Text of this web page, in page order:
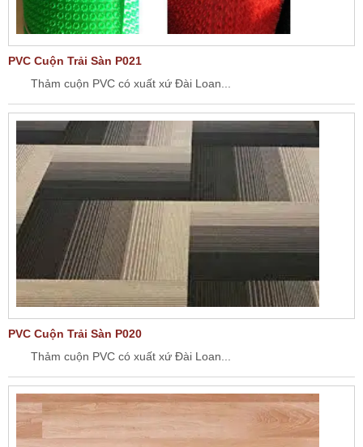
PVC Cuộn Trải Sàn P021
Thảm cuộn PVC có xuất xứ Đài Loan...
PVC Cuộn Trải Sàn P020
Thảm cuộn PVC có xuất xứ Đài Loan...